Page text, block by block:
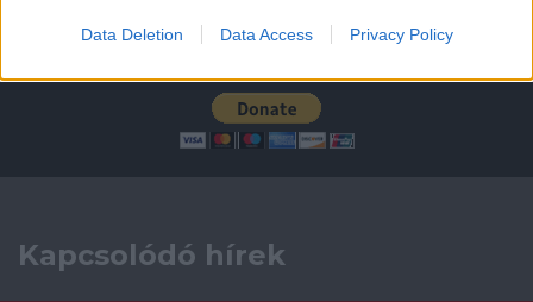
Data Deletion Data Access Privacy Policy
Támogasd adományoddal
Kapcsolódó hírek